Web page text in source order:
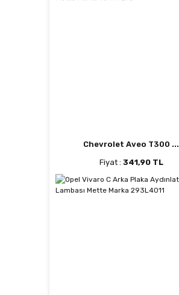
Chevrolet Aveo T300 ...
Fiyat : 341,90 TL